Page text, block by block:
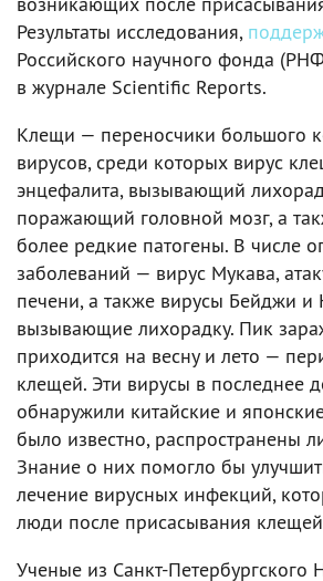
Результаты исследования,
Российского научного фонда
в журнале Scientific Reports.
Клещи — переносчики большого
вирусов, среди которых вирус
энцефалита, вызывающий
поражающий головной мозг, а
более редкие патогены. В числе
заболеваний — вирус Мукава,
печени, а также вирусы Бейджи и
вызывающие лихорадку. Пик
приходится на весну и лето —
клещей. Эти вирусы в последнее
обнаружили китайские и
было известно, распространены
Знание о них помогло бы
лечение вирусных инфекций,
люди после присасывания
Ученые из Санкт-Петербургского